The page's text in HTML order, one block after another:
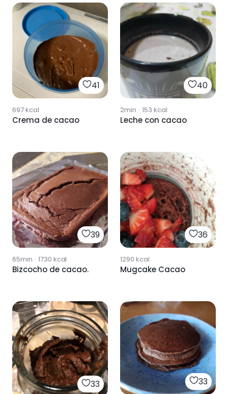
41
697kcal
Crema de cacao
40
2min · 153 kcal
Leche con cacao
39
65min · 1730 kcal
Bizcocho de cacao.
36
1290 kcal
Mugcake Cacao
33 33